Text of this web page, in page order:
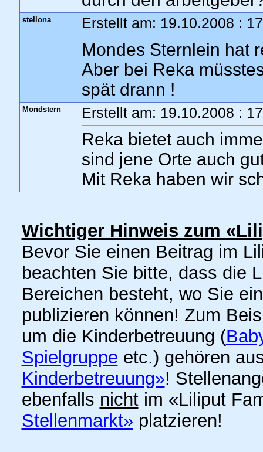
stellona Erstellt am: 19.10.2008 :
Mondes Sternlein hat
Aber bei Reka
spät drann !
Mondstern Erstellt am: 19.10.2008 :
Reka bietet auch
sind jene Orte auch
Mit Reka haben wir
Wichtiger Hinweis zum
Bevor Sie einen Beitrag im
beachten Sie bitte, dass die
Bereichen besteht, wo Sie
publizieren können! Zum
um die Kinderbetreuung (
Spielgruppe etc.) gehören
Kinderbetreuung»!
ebenfalls nichtim «Liliput
Stellenmarkt» platzieren!